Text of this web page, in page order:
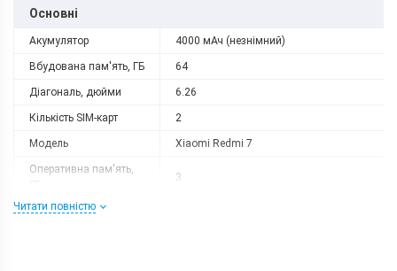
Основні
Акумулятор 4000 мАч (незнімний)
Вбудована пам'ять, ГБ 64
Діагональ, дюйми 6.26
Кількість SIM-карт 2
Модель Xiaomi Redmi 7
Оперативна пам'ять,
3
Роздільна здатність
Читати повністю